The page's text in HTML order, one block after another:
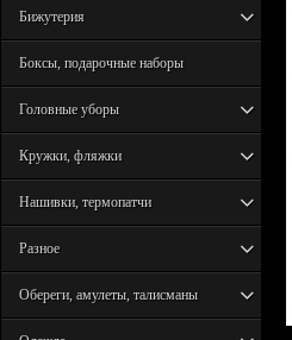
Бижутерия
Боксы, подарочные наборы
Головные уборы
Кружки, фляжки
Нашивки, термопатчи
Разное
Обереги, амулеты, талисманы